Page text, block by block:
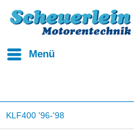
Menü
KLF400 '96-'98